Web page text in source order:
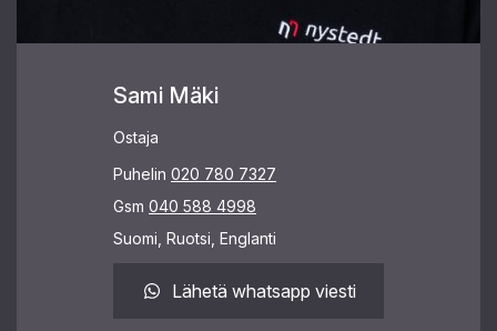
Sami Mäki
Ostaja
Puhelin 020 780 7327
Gsm 040 588 4998
Suomi, Ruotsi, Englanti
Lähetä whatsapp viesti